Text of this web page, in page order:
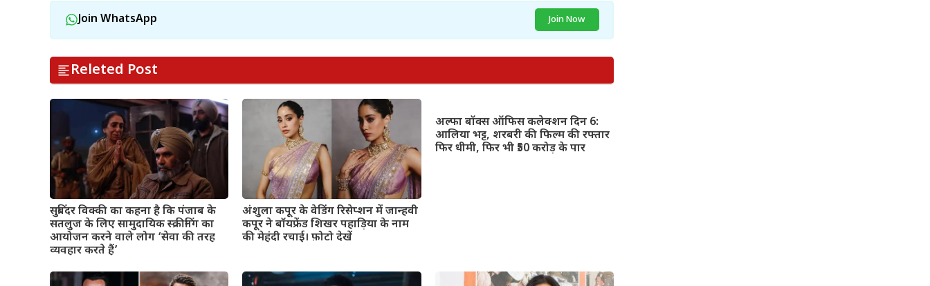
Join WhatsApp Join Now
Releted Post
सुबिंदर विक्की का कहना है कि पंजाब के
सतलुज के लिए सामुदायिक स्क्रीनिंग का
आयोजन करने वाले लोग ‘सेवा की तरह
व्यवहार करते हैं’
अंशुला कपूर के वेडिंग रिसेप्शन में जान्हवी
कपूर ने बॉयफ्रेंड शिखर पहाड़िया के नाम
की मेहंदी रचाई। फ़ोटो देखें
अल्फा बॉक्स ऑफिस कलेक्शन दिन 6:
आलिया भट्ट, शरबरी की फिल्म की रफ्तार
फिर धीमी, फिर भी ₹50 करोड़ के पार